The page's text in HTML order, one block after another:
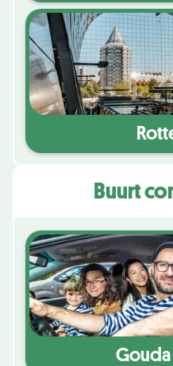
Buurt
Gouda